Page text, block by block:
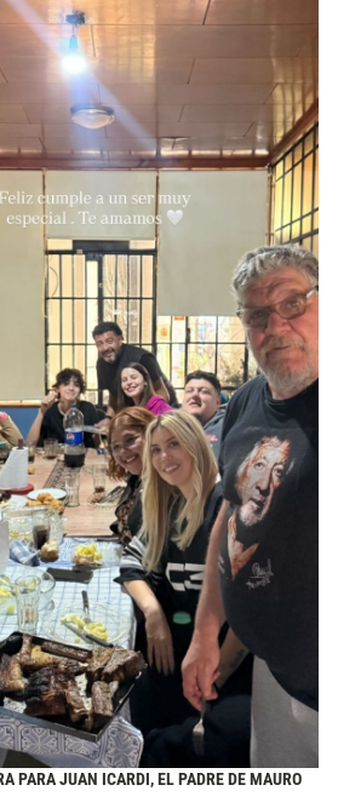
PARA JUAN ICARDI, EL PADRE DE MAURO